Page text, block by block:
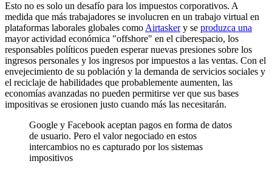
Esto no es solo un desafío para los impuestos corporativos. A
medida que más trabajadores se involucren en un trabajo virtual en
plataformas laborales globales comoAirtaskery se produzca una
mayor actividad económica "offshore" en el ciberespacio, los
responsables políticos pueden esperar nuevas presiones sobre los
ingresos personales y los ingresos por impuestos a las ventas. Con el
envejecimiento de su población y la demanda de servicios sociales y
el reciclaje de habilidades que probablemente aumenten, las
economías avanzadas no pueden permitirse ver que sus bases
impositivas se erosionen justo cuando más las necesitarán.
Google y Facebook aceptan pagos en forma de datos
de usuario. Pero el valor negociado en estos
intercambios no es capturado por los sistemas
impositivos